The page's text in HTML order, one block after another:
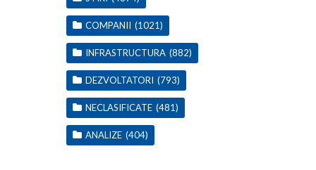
COMPANII (1021)
INFRASTRUCTURA (882)
DEZVOLTATORI (793)
NECLASIFICATE (481)
ANALIZE (404)